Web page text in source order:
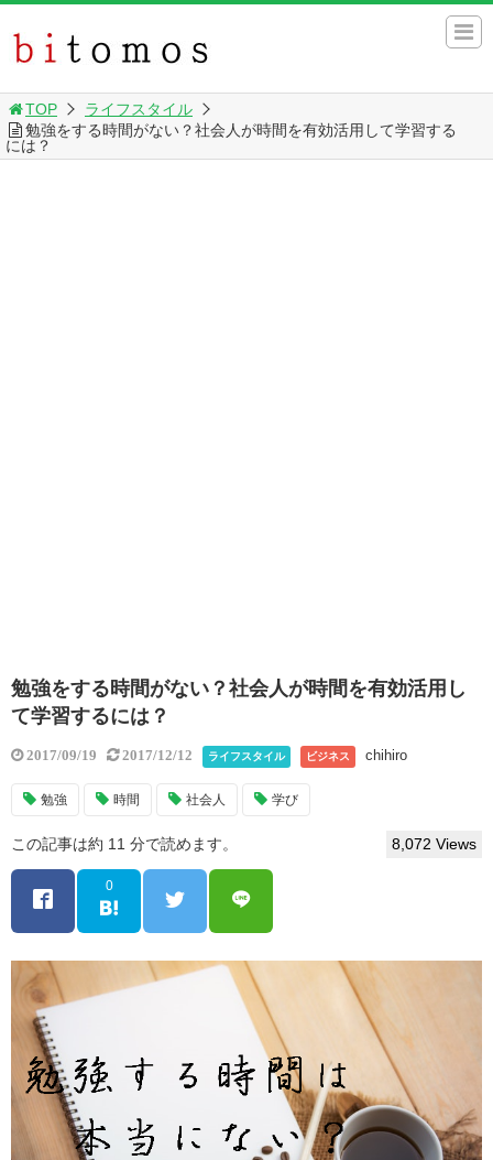
TOP
ライフスタイル
勉強をする時間がない？社会人が時間を有効活用して学習する
には？
勉強をする時間がない？社会人が時間を有効活用し
て学習するには？
2017/09/19 2017/12/12 ライフスタイル ビジネス chihiro
勉強 時間 社会人 学び
この記事は約 11 分で読めます。 8,072 Views
0